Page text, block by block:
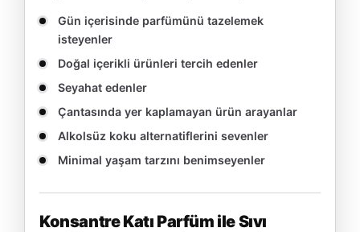
Gün içerisinde parfümünü tazelemek
isteyenler
Doğal içerikli ürünleri tercih edenler
Seyahat edenler
Çantasında yer kaplamayan ürün arayanlar
Alkolsüz koku alternatiflerini sevenler
Minimal yaşam tarzını benimseyenler
Konsantre Katı Parfüm ile Sıvı